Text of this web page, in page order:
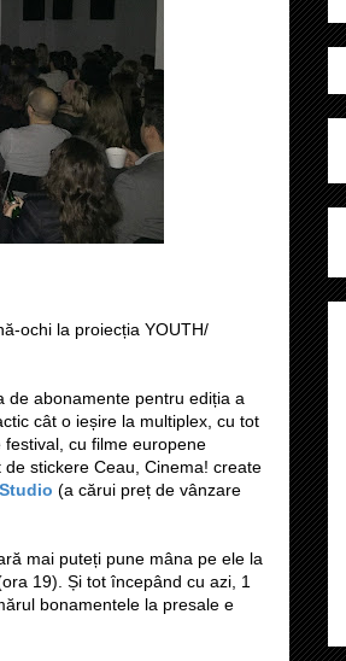
ochi la proiecția YOUTH/
de abonamente pentru ediția a
cât o ieșire la multiplex, cu tot
cu filme europene
stickere Ceau, Cinema! create
(a cărui preț de vânzare
mai puteți pune mâna pe ele la
19). Și tot începând cu azi, 1
bonamentele la presale e